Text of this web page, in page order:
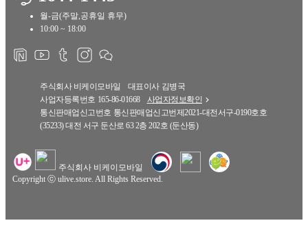
월-금(주말,공휴일 휴무)
10:00 ~ 18:00
주식회사 비케이모바일 대표이사 김병국
사업자등록번호 165-86-01668
사업자정보확인
통신판매업신고번호 통신판매업신고번제2021-대전서구-0190호호
(35233) 대전 서구 둔산로 63 2층 202호 (둔산동)
주식회사 비케이모바일
Copyright ⓒ ulive.store. All Rights Reserved.